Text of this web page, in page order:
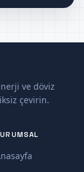
ve döviz
çevirin.